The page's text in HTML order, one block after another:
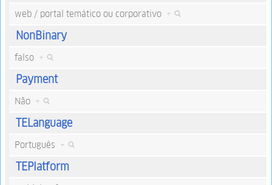
web / portal temático ou corporativo +
NonBinary
falso +
Payment
Não +
TELanguage
Português +
TEPlatform